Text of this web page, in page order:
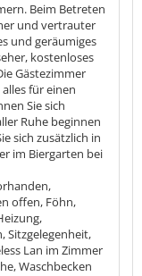
Beim Betreten
und vertrauter
und geräumiges
kostenloses
Gästezimmer
für einen
Sie sich
Ruhe beginnen
sich zusätzlich in
im Biergarten bei
offen, Föhn,
Sitzgelegenheit,
Lan im Zimmer
Waschbecken